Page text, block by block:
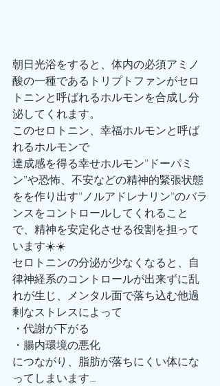
朝日光浴をすると、体内の必須アミノ
酸の一種であるトリプトファンがセロ
トニンと呼ばれるホルモンを合成し分
泌してくれます。
このセロトニン、幸福ホルモンと呼ば
れるホルモンで
達成感を得る幸せホルモン”ドーパミ
ン”や恐怖、不安などの精神的緊張状態
をを作り出す”ノルアドレナリン”のバラ
ンスをコントロールしてくれること
で、精神を安定化させる役割を担って
います☀️☀️
セロトニンの分泌が少なくなると、自
律神経系のコントロールが出来ずに乱
れが生じ、メンタル面で落ち込む他過
剰なストレスによって
・代謝が下がる
・腸内環境の悪化
につながり、脂肪が落ちにくい体にな
ってしまいます…